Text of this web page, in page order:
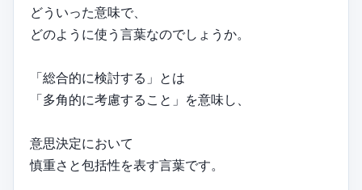
どういった意味で、
どのように使う言葉なのでしょうか。
「総合的に検討する」とは
「多角的に考慮すること」を意味し、
意思決定において
慎重さと包括性を表す言葉です。